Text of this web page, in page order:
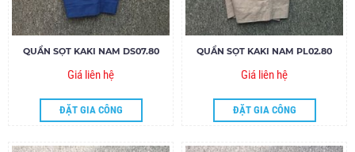
QUẦN SỌT KAKI NAM DS07.80
Giá liên hệ
ĐẶT GIA CÔNG
QUẦN SỌT KAKI NAM PL02.80
Giá liên hệ
ĐẶT GIA CÔNG